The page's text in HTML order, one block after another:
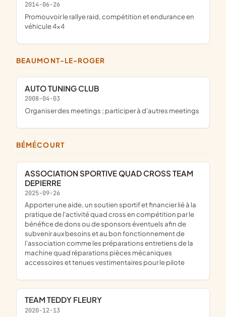
2014-06-26
promouvoir le rallye raid, compétition et endurance en
véhicule 4x4
BEAUMONT-LE-ROGER
AUTO TUNING CLUB
2008-04-03
organiser des meetings ; participer à d'autres meetings
BÉMÉCOURT
ASSOCIATION SPORTIVE QUAD CROSS TEAM
DEPIERRE
2025-09-26
apporter une aide, un soutien sportif et financier lié à la
pratique de l'activité quad cross en compétition par le
bénéfice de dons ou de sponsors éventuels afin de
subvenir aux besoins et au bon fonctionnement de
l'association comme les préparations entretiens de la
machine quad réparations pièces mécaniques
accessoires et tenues vestimentaires pour le pilote
TEAM TEDDY FLEURY
2020-12-13